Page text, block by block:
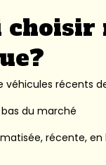
choisir
véhicules récents
bas du marché
récente,